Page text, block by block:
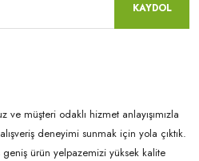
KAYDOL
müşteri odaklı hizmet anlayışımızla
deneyimi sunmak için yola çıktık.
ürün yelpazemizi yüksek kalite